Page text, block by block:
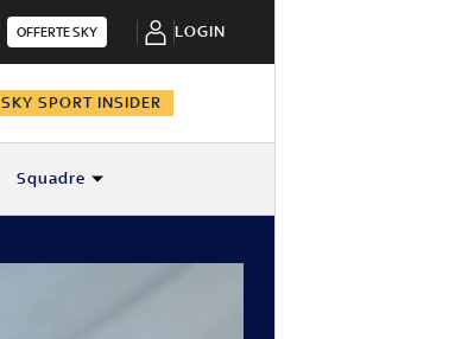
OFFERTE SKY LOGIN
SKY SPORT INSIDER
Squadre